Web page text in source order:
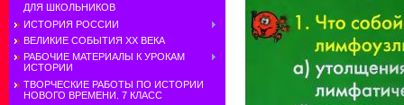
ДЛЯ ШКОЛЬНИКОВ
ИСТОРИЯ РОССИИ
ВЕЛИКИЕ СОБЫТИЯ ХХ ВЕКА
РАБОЧИЕ МАТЕРИАЛЫ К УРОКАМ
ИСТОРИИ
ТВОРЧЕСКИЕ РАБОТЫ ПО ИСТОРИИ
НОВОГО ВРЕМЕНИ. 7 КЛАСС